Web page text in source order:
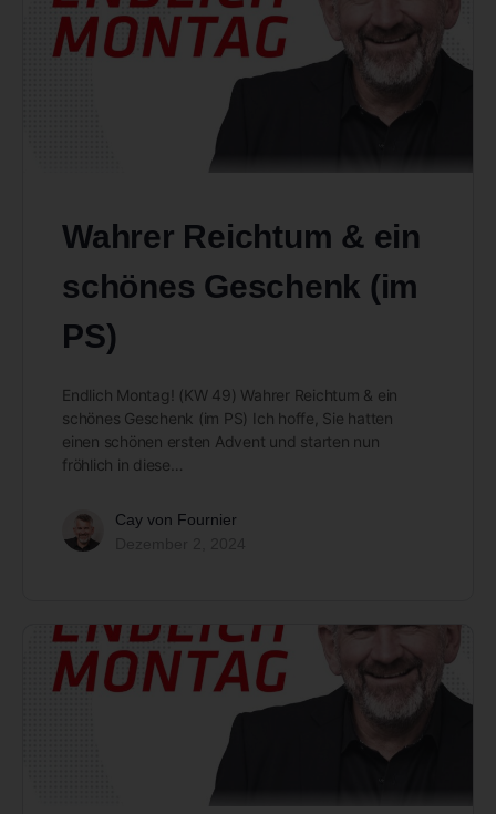
Wahrer Reichtum & ein
schönes Geschenk (im
PS)
Endlich Montag! (KW 49) Wahrer Reichtum & ein
schönes Geschenk (im PS) Ich hoffe, Sie hatten
einen schönen ersten Advent und starten nun
fröhlich in diese…
Cay von Fournier